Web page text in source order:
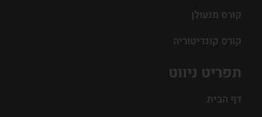
תפריט ניווט
דף הבית
קורס מנעולן
קורס קונדיטוריה